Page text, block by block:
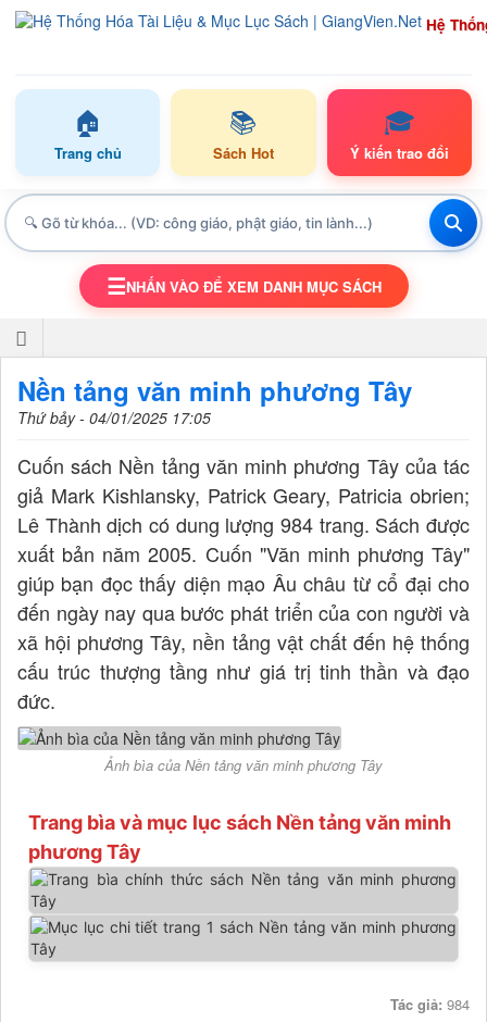
Hệ
🏠
Trang chủ
📚
Sách Hot
🎓
Ý kiến trao đổi
TOGGLE NAVIGATION
☰NHẤN VÀO ĐỂ XEM DANH MỤC SÁCH
Nền tảng văn minh phương Tây
Thứ bảy - 04/01/2025 17:05
Cuốn sách Nền tảng văn minh phương Tây của tác
giả Mark Kishlansky, Patrick Geary, Patricia obrien;
Lê Thành dịch có dung lượng 984 trang. Sách được
xuất bản năm 2005. Cuốn "Văn minh phương Tây"
giúp bạn đọc thấy diện mạo Âu châu từ cổ đại cho
đến ngày nay qua bước phát triển của con người và
xã hội phương Tây, nền tảng vật chất đến hệ thống
cấu trúc thượng tầng như giá trị tinh thần và đạo
đức.
Ảnh bìa của Nền tảng văn minh phương Tây
Trang bìa và mục lục sách Nền tảng văn minh
phương Tây
Tác giả: 984